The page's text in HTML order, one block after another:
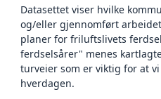
Datasettet viser hvilke
og/eller gjennomført
planer for friluftslivets
ferdselsårer" menes
turveier som er viktig for at
hverdagen.